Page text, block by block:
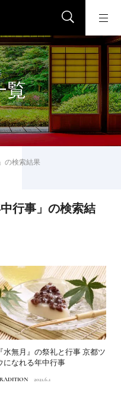
覧
の検索結果
行事」の検索結
『水無月』の祭礼と行事 京都ツ
になれる年中行事
2021.6.1